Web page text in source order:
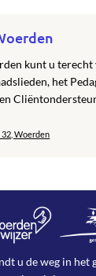
kunt u
het
Woerden
u de weg in het